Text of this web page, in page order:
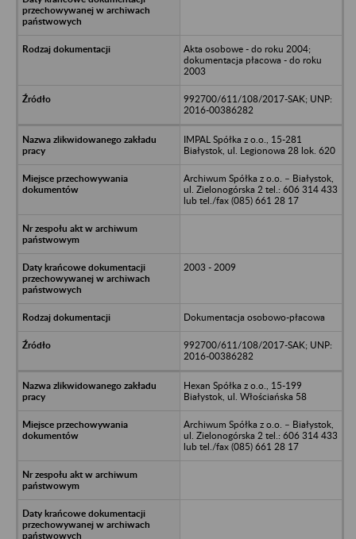
Akta osobowe - do roku 2004;
dokumentacja płacowa - do roku
2003
992700/611/108/2017-SAK; UNP:
2016-00386282
IMPAL Spółka z o.o., 15-281
Białystok, ul. Legionowa 28 lok. 620
Archiwum Spółka z o.o. – Białystok,
ul. Zielonogórska 2 tel.: 606 314 433
lub tel./fax (085) 661 28 17
2003 - 2009
Dokumentacja osobowo-płacowa
992700/611/108/2017-SAK; UNP:
2016-00386282
Hexan Spółka z o.o., 15-199
Białystok, ul. Włościańska 58
Archiwum Spółka z o.o. – Białystok,
ul. Zielonogórska 2 tel.: 606 314 433
lub tel./fax (085) 661 28 17